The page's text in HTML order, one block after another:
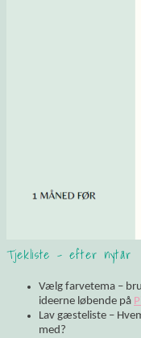
Tjekliste – efter nytår
Vælg farvetema –
ideerne løbende på
Lav gæsteliste –
med?